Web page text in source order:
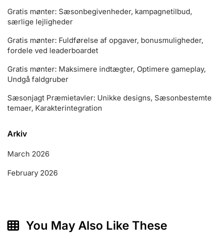
Gratis mønter: Sæsonbegivenheder, kampagnetilbud,
særlige lejligheder
Gratis mønter: Fuldførelse af opgaver, bonusmuligheder,
fordele ved leaderboardet
Gratis mønter: Maksimere indtægter, Optimere gameplay,
Undgå faldgruber
Sæsonjagt Præmietavler: Unikke designs, Sæsonbestemte
temaer, Karakterintegration
Arkiv
March 2026
February 2026
You May Also Like These